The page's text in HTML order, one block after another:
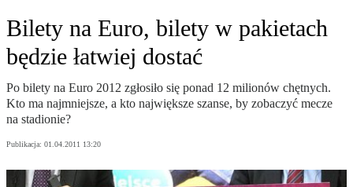
Bilety na Euro, bilety w pakietach
będzie łatwiej dostać
Po bilety na Euro 2012 zgłosiło się ponad 12 milionów chętnych.
Kto ma najmniejsze, a kto największe szanse, by zobaczyć mecze
na stadionie?
Publikacja: 01.04.2011 13:20